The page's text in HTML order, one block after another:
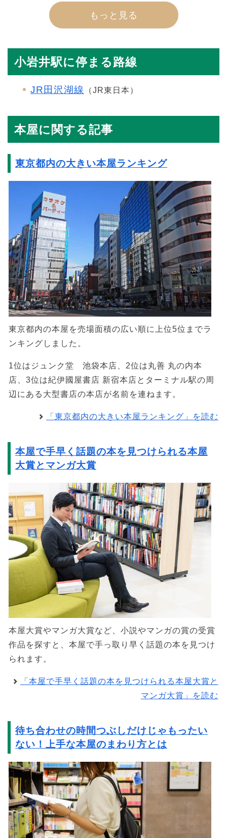
もっと見る
小岩井駅に停まる路線
JR田沢湖線 （JR東日本）
本屋に関する記事
東京都内の大きい本屋ランキング
東京都内の本屋を売場面積の広い順に上位5位までラ
ンキングしました。
1位はジュンク堂 池袋本店、2位は丸善 丸の内本
店、3位は紀伊國屋書店 新宿本店とターミナル駅の周
辺にある大型書店の本店が名前を連ねます。
「東京都内の大きい本屋ランキング」を読む
本屋で手早く話題の本を見つけられる本屋
大賞とマンガ大賞
本屋大賞やマンガ大賞など、小説やマンガの賞の受賞
作品を探すと、本屋で手っ取り早く話題の本を見つけ
られます。
「本屋で手早く話題の本を見つけられる本屋大賞と
マンガ大賞」を読む
待ち合わせの時間つぶしだけじゃもったい
ない！上手な本屋のまわり方とは